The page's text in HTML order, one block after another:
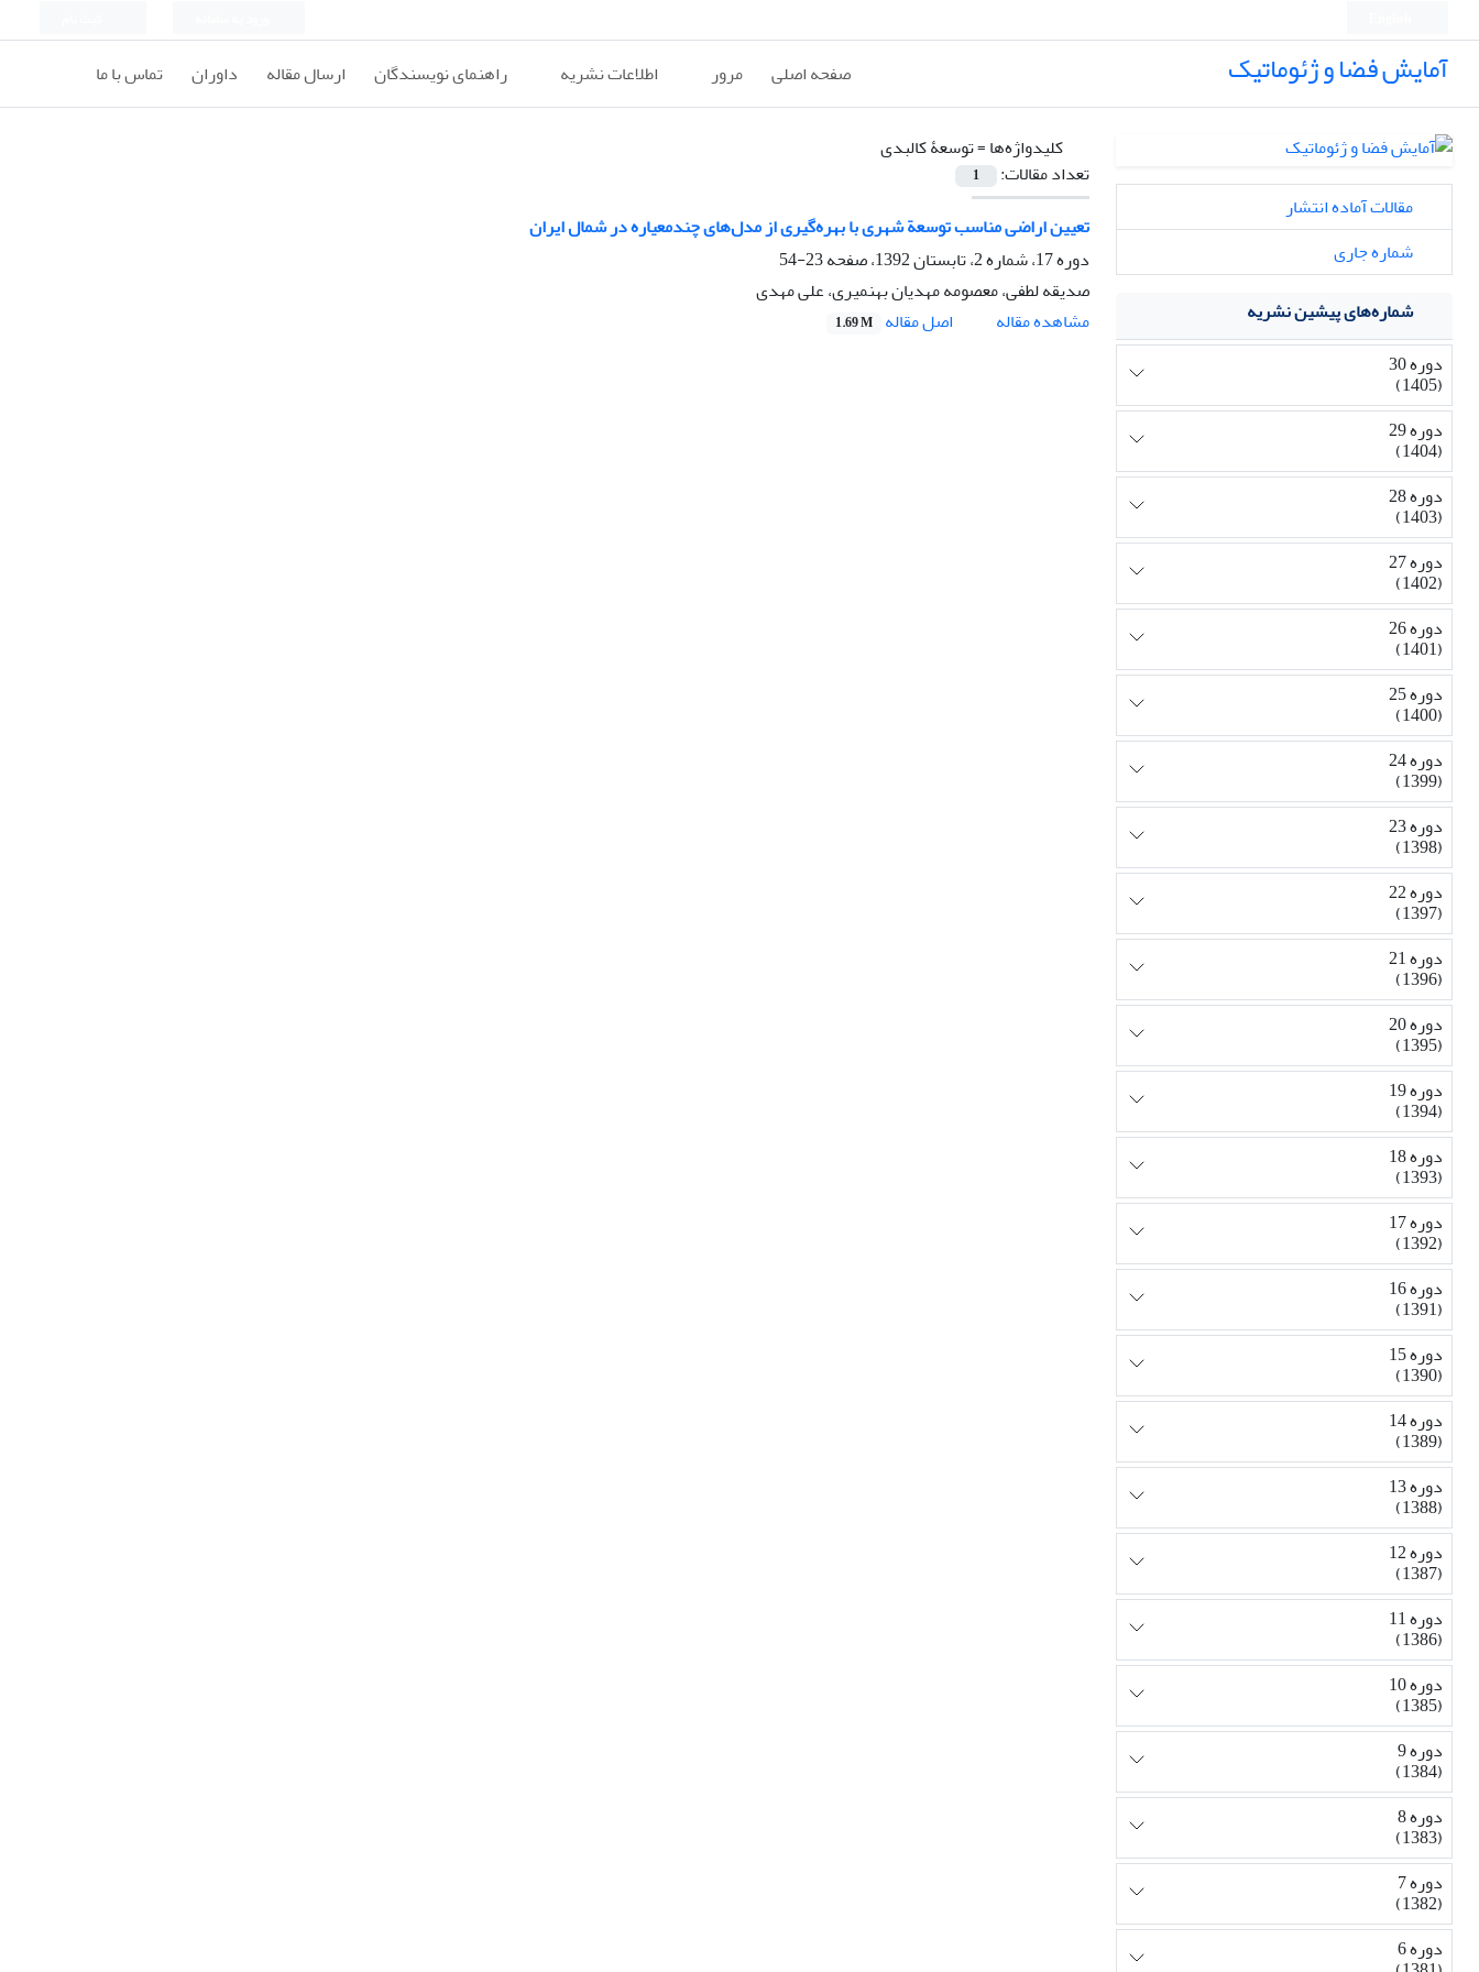
آمایش فضا و ژئوماتیک صفحه اصلی مرور اطلاعات نشریه راهنمای نویسندگان ارسال مقاله داوران تماس با ما
کلیدواژه‌ها =توسعۀ کالبدی
تعداد مقالات:
1
تعیین اراضی مناسب توسعة‌‌ شهری با بهره‌گیری از مدل‌های چندمعیاره‌‌ در شمال ایران
دوره 17، شماره 2، تابستان 1392، صفحه
23-54
صدیقه لطفی، معصومه مهدیان بهنمیری، علی مهدی
مشاهده مقاله
اصل مقاله 1.69 M
مقالات آماده انتشار
شماره جاری
شماره‌های پیشین نشریه
دوره 30
(1405)
دوره 29
(1404)
دوره 28
(1403)
دوره 27
(1402)
دوره 26
(1401)
دوره 25
(1400)
دوره 24
(1399)
دوره 23
(1398)
دوره 22
(1397)
دوره 21
(1396)
دوره 20
(1395)
دوره 19
(1394)
دوره 18
(1393)
دوره 17
(1392)
دوره 16
(1391)
دوره 15
(1390)
دوره 14
(1389)
دوره 13
(1388)
دوره 12
(1387)
دوره 11
(1386)
دوره 10
(1385)
دوره 9
(1384)
دوره 8
(1383)
دوره 7
(1382)
دوره 6